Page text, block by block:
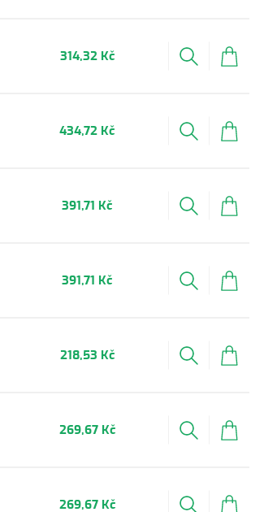
314,32 Kč
434,72 Kč
391,71 Kč
391,71 Kč
218,53 Kč
269,67 Kč
269,67 Kč